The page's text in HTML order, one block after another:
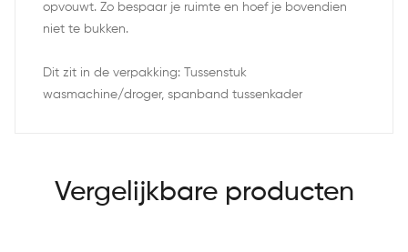
opvouwt. Zo bespaar je ruimte en hoef je bovendien
niet te bukken.
Dit zit in de verpakking: Tussenstuk
wasmachine/droger, spanband tussenkader
Vergelijkbare producten